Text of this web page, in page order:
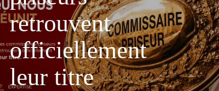
retrouvent
officiellement
leur titre